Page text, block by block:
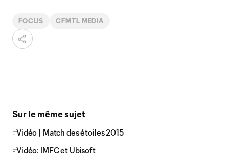
FOCUS CFMTL MEDIA
Sur le même sujet
Vidéo | Match des étoiles 2015
Vidéo: IMFC et Ubisoft